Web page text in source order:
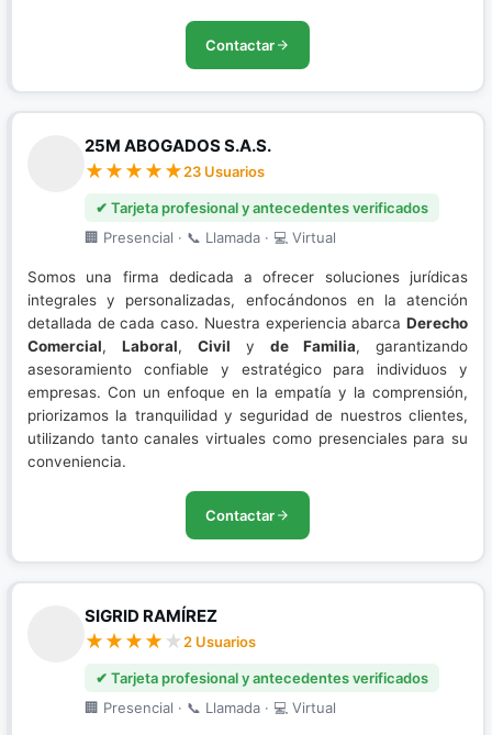
Contactar
25M ABOGADOS S.A.S.
23 Usuarios
✔ Tarjeta profesional y antecedentes verificados
🏢 Presencial · 📞 Llamada · 💻 Virtual
Somos una firma dedicada a ofrecer soluciones jurídicas
integrales y personalizadas, enfocándonos en la atención
detallada de cada caso. Nuestra experiencia abarca Derecho
Comercial, Laboral, Civil y de Familia, garantizando
asesoramiento confiable y estratégico para individuos y
empresas. Con un enfoque en la empatía y la comprensión,
priorizamos la tranquilidad y seguridad de nuestros clientes,
utilizando tanto canales virtuales como presenciales para su
conveniencia.
Contactar
SIGRID RAMÍREZ
2 Usuarios
✔ Tarjeta profesional y antecedentes verificados
🏢 Presencial · 📞 Llamada · 💻 Virtual